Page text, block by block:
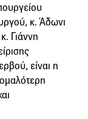
κ. Άδωνι
Γιάννη
είναι η